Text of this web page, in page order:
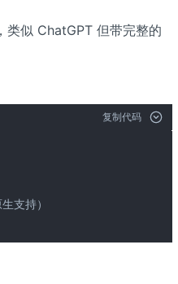
类似 ChatGPT 但带完整的
复制代码
支持）